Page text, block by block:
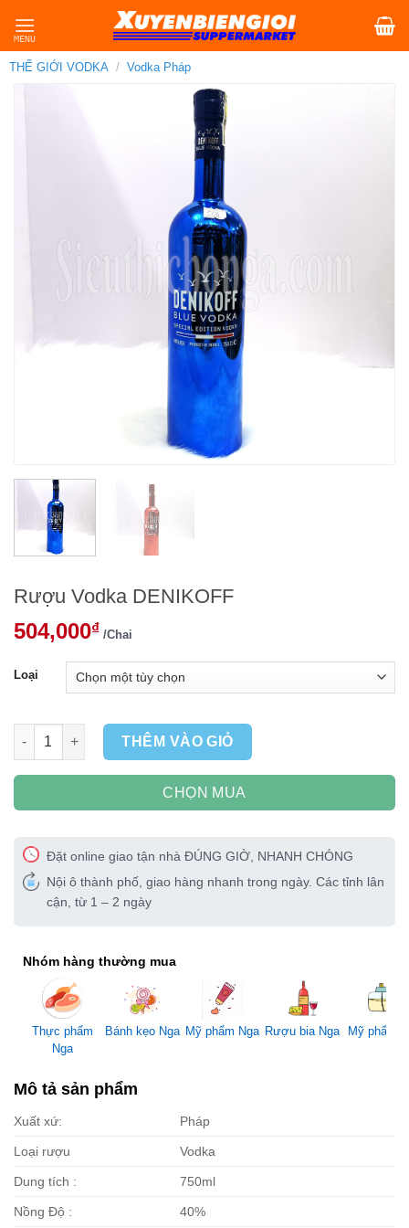
content
THẾ GIỚI VODKA / Vodka Pháp
Rượu Vodka DENIKOFF
504,000₫ /Chai
Loại
Rượu Vodka DENIKOFF số lượng
THÊM VÀO GIỎ
CHỌN MUA
Đặt online giao tận nhà ĐÚNG GIỜ, NHANH CHÓNG
Nội ô thành phố, giao hàng nhanh trong ngày. Các tỉnh lân
cận, từ 1 – 2 ngày
Nhóm hàng thường mua
Thực phẩm
Nga
Bánh kẹo Nga Mỹ phẩm Nga Rượu bia Nga Mỹ phẩm
Mô tả sản phẩm
Xuất xứ: Pháp
Loại rượu Vodka
Dung tích : 750ml
Nồng Độ : 40%